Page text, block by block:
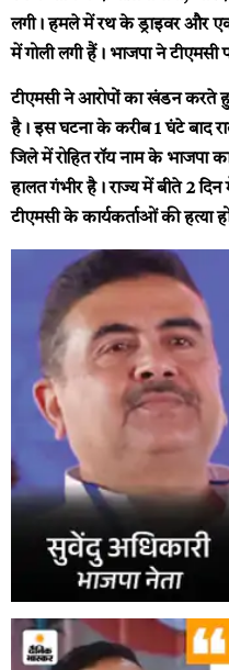
लगी। हमले में रथ के ड्राइवर और
में गोली लगी हैं। भाजपा ने
टीएमसी ने आरोपों का खंडन करते
है। इस घटना के करीब 1 घंटे बाद
जिले में रोहित रॉय नाम के भाजपा
हालत गंभीर है। राज्य में बीते 2
टीएमसी के कार्यकर्ताओं की हत्या